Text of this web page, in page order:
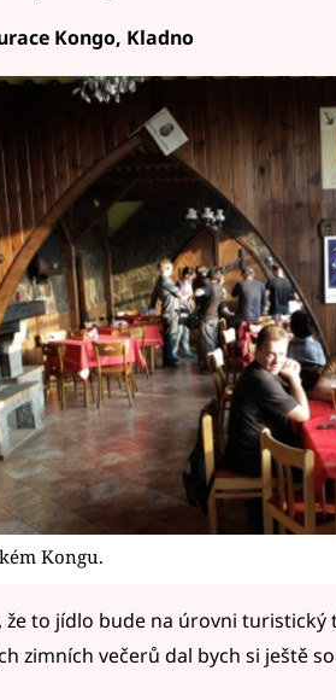
Kongo, Kladno
Kongu.
že to jídlo bude na úrovni turistický
zimních večerů dal bych si ještě